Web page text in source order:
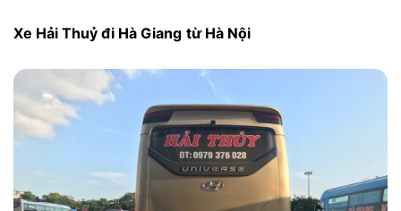
Xe Hải Thuỷ đi Hà Giang từ Hà Nội